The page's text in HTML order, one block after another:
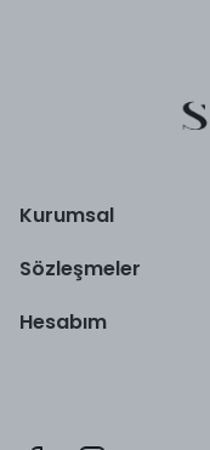
Kurumsal
Sözleşmeler
Hesabım